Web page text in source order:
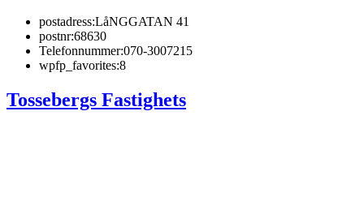
postadress:LåNGGATAN 41
postnr:68630
Telefonnummer:070-3007215
wpfp_favorites:8
Tossebergs Fastighets